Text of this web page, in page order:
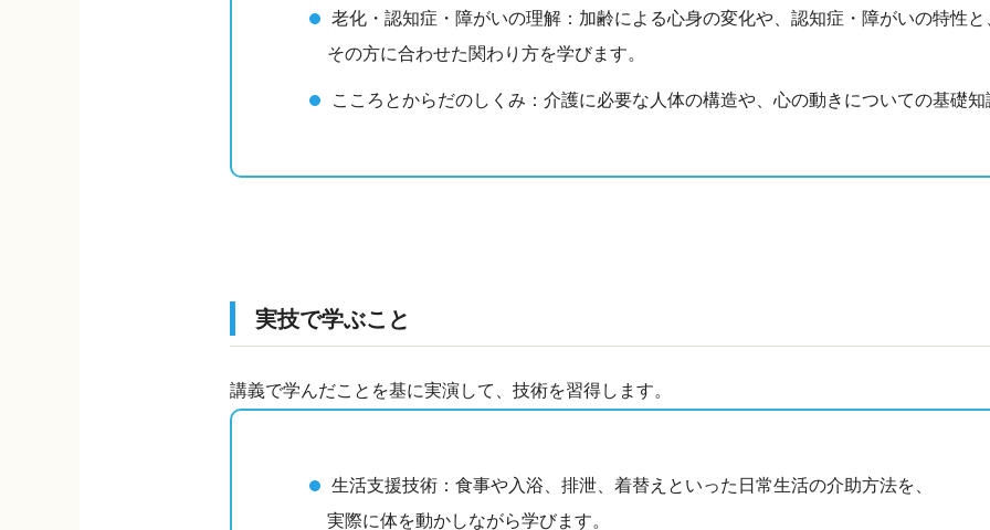
老化・認知症・障がいの理解：加齢による心身の変化や、認知症・障がいの特性と
その方に合わせた関わり方を学びます。
こころとからだのしくみ：介護に必要な人体の構造や、心の動きについての基礎
実技で学ぶこと
講義で学んだことを基に実演して、技術を習得します。
生活支援技術：食事や入浴、排泄、着替えといった日常生活の介助方法を、
実際に体を動かしながら学びます。